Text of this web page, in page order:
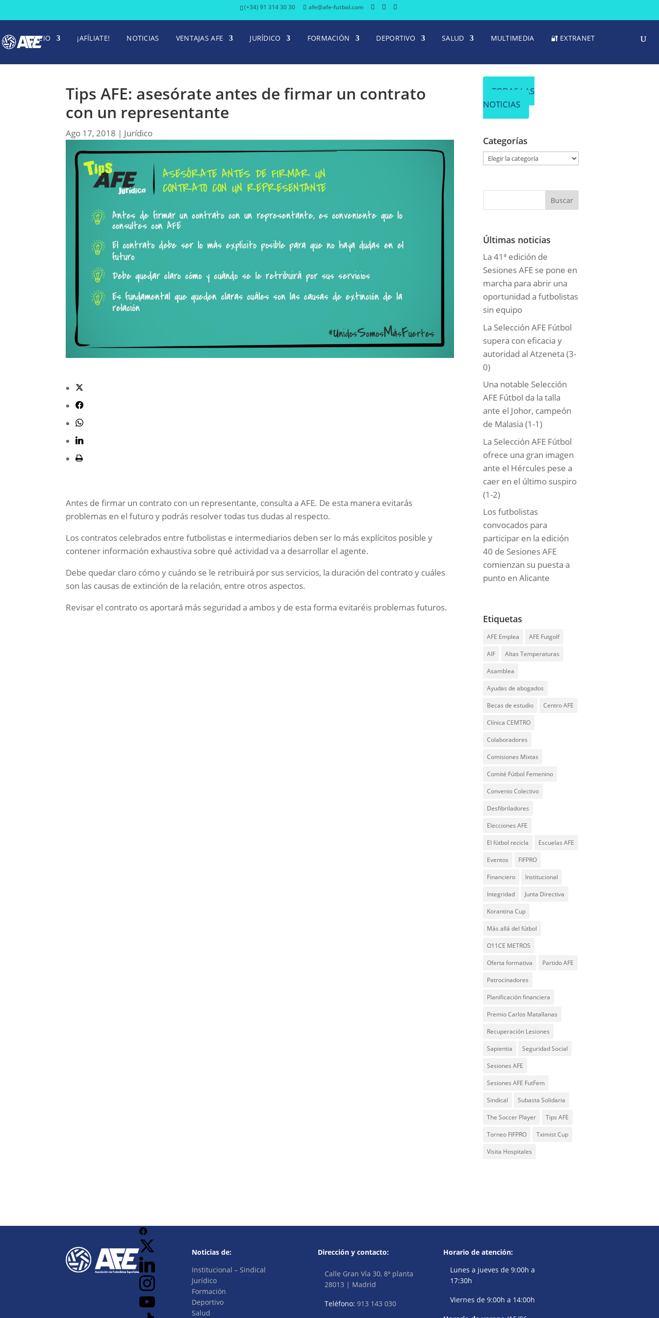
(+34) 91 314 30 30 afe@afe-futbol.com
INICIO ¡AFÍLIATE! NOTICIAS VENTAJAS AFE JURÍDICO FORMACIÓN DEPORTIVO SALUD MULTIMEDIA 🔐 EXTRANET
Tips AFE: asesórate antes de firmar un contrato
con un representante
Ago 17, 2018 | Jurídico
Antes de firmar un contrato con un representante, consulta a AFE. De esta manera evitarás
problemas en el futuro y podrás resolver todas tus dudas al respecto.
Los contratos celebrados entre futbolistas e intermediarios deben ser lo más explícitos posible y
contener información exhaustiva sobre qué actividad va a desarrollar el agente.
Debe quedar claro cómo y cuándo se le retribuirá por sus servicios, la duración del contrato y cuáles
son las causas de extinción de la relación, entre otros aspectos.
Revisar el contrato os aportará más seguridad a ambos y de esta forma evitaréis problemas futuros.
TODAS LAS
NOTICIAS
Categorías
g
r
a
s
Últimas noticias
La 41ª edición de
Sesiones AFE se pone en
marcha para abrir una
oportunidad a futbolistas
sin equipo
La Selección AFE Fútbol
supera con eficacia y
autoridad al Atzeneta (3-
0)
Una notable Selección
AFE Fútbol da la talla
ante el Johor, campeón
de Malasia (1-1)
La Selección AFE Fútbol
ofrece una gran imagen
ante el Hércules pese a
caer en el último suspiro
(1-2)
Los futbolistas
convocados para
participar en la edición
40 de Sesiones AFE
comienzan su puesta a
punto en Alicante
Etiquetas
AFE Emplea AFE Futgolf
AIF Altas Temperaturas
Asamblea
Ayudas de abogados
Becas de estudio Centro AFE
Clínica CEMTRO
Colaboradores
Comisiones Mixtas
Comité Fútbol Femenino
Convenio Colectivo
Desfibriladores
Elecciones AFE
El fútbol recicla Escuelas AFE
Eventos FIFPRO
Financiero Institucional
Integridad Junta Directiva
Korantina Cup
Más allá del fútbol
O11CE METROS
Oferta formativa Partido AFE
Patrocinadores
Planificación financiera
Premio Carlos Matallanas
Recuperación Lesiones
Sapientia Seguridad Social
Sesiones AFE
Sesiones AFE FutFem
Sindical Subasta Solidaria
The Soccer Player Tips AFE
Torneo FIFPRO Tximist Cup
Visita Hospitales
Noticias de:
Institucional – Sindical
Jurídico
Formación
Deportivo
Salud
Dirección y contacto:
Calle Gran Vía 30, 8ª planta
28013 | Madrid
Teléfono: 913 143 030
Horario de atención:
Lunes a jueves de 9:00h a
17:30h
Viernes de 9:00h a 14:00h